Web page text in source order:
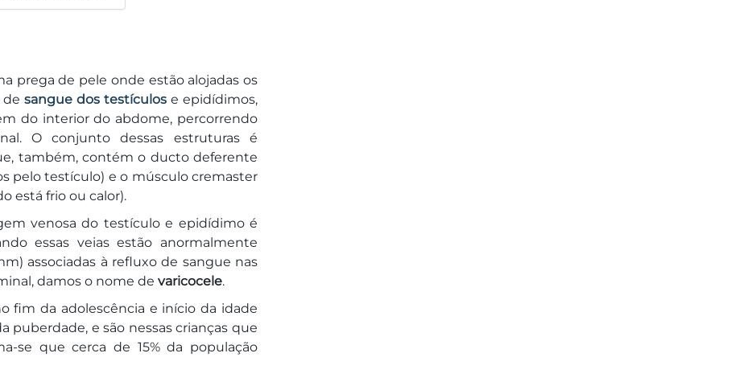
prega de pele onde estão alojadas os
de sangue dos testículos e epidídimos,
do interior do abdome, percorrendo
O conjunto dessas estruturas é
também, contém o ducto deferente
pelo testículo) e o músculo cremaster
está frio ou calor).
venosa do testículo e epidídimo é
essas veias estão anormalmente
associadas à refluxo de sangue nas
damos o nome de varicocele.
fim da adolescência e início da idade
puberdade, e são nessas crianças que
se que cerca de 15% da população